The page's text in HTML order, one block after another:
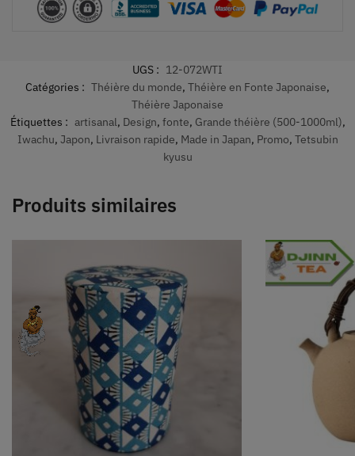
UGS : 12-072WTI
Catégories : Théière du monde, Théière en Fonte Japonaise,
Théière Japonaise
Étiquettes : artisanal, Design, fonte, Grande théière (500-1000ml),
Iwachu, Japon, Livraison rapide, Made in Japan, Promo, Tetsubin
kyusu
Produits similaires